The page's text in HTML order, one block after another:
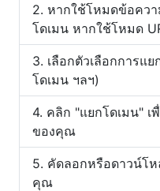
หากใช้โหมดข้อคว
โดเมน หากใช้โหมด
เลือกตัวเลือกการแ
โดเมน ฯลฯ)
คลิก "แยกโดเมน"
ของคุณ
คัดลอกหรือดาวน์โห
คุณ